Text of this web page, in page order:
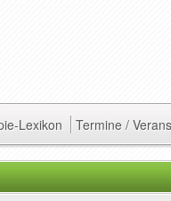
Lexikon Termine /